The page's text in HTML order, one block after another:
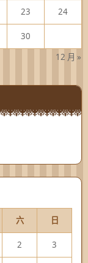
12 月 »
23 24
30
六 日
2 3